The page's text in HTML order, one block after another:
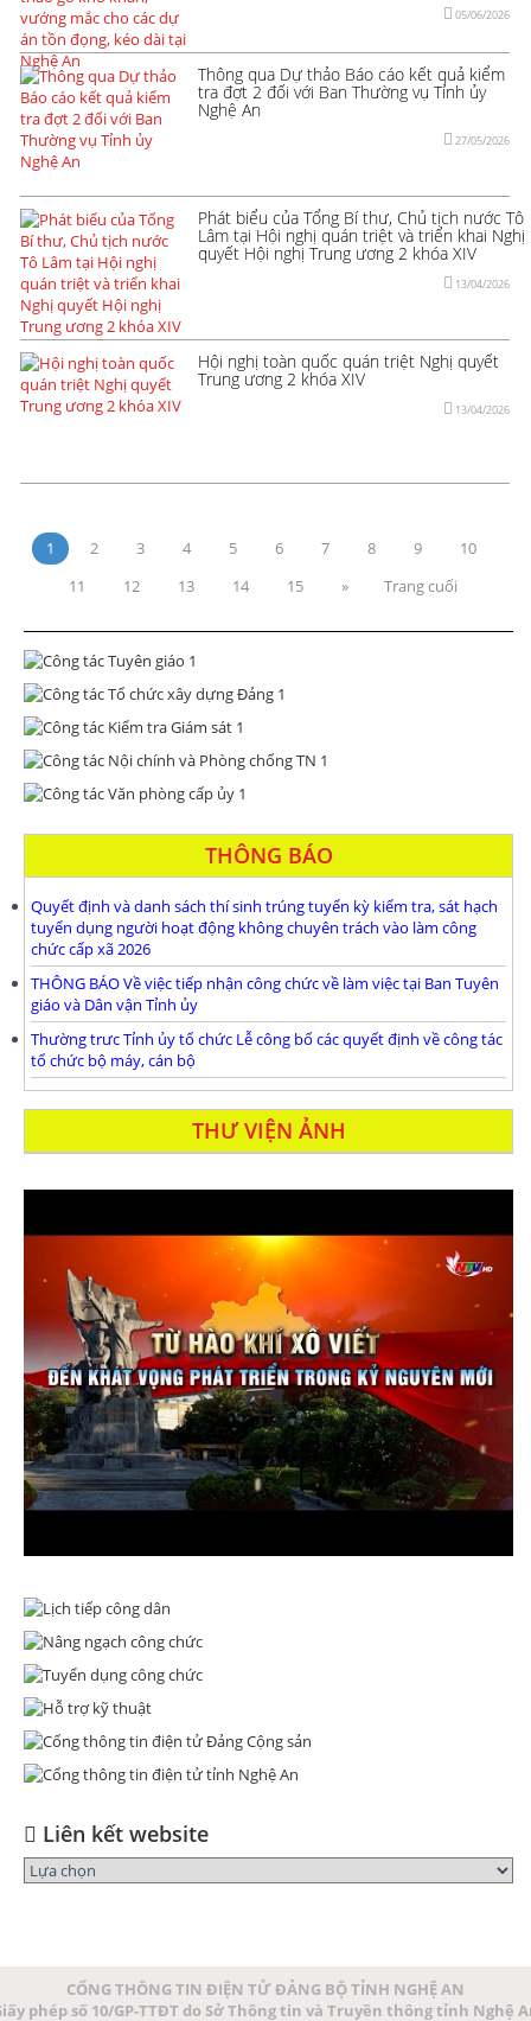
05/06/2026
Thông qua Dự thảo Báo cáo kết quả kiểm
tra đợt 2 đối với Ban Thường vụ Tỉnh ủy
Nghệ An
27/05/2026
Phát biểu của Tổng Bí thư, Chủ tịch nước Tô
Lâm tại Hội nghị quán triệt và triển khai Nghị
quyết Hội nghị Trung ương 2 khóa XIV
13/04/2026
Hội nghị toàn quốc quán triệt Nghị quyết
Trung ương 2 khóa XIV
13/04/2026
1 2 3 4 5 6 7 8 9
10
11
12 13 14 15 » Trang cuối
THÔNG BÁO
Quyết định và danh sách thí sinh trúng tuyển kỳ kiểm tra, sát hạch
tuyển dụng người hoạt động không chuyên trách vào làm công
chức cấp xã 2026
THÔNG BÁO Về việc tiếp nhận công chức về làm việc tại Ban Tuyên
giáo và Dân vận Tỉnh ủy
Thường trưc Tỉnh ủy tổ chức Lễ công bố các quyết định về công tác
tổ chức bộ máy, cán bộ
THƯ VIỆN ẢNH
Liên kết website
CỔNG THÔNG TIN ĐIỆN TỬ ĐẢNG BỘ TỈNH NGHỆ AN
phép số 10/GP-TTĐT do Sở Thông tin và Truyền thông tỉnh Nghệ